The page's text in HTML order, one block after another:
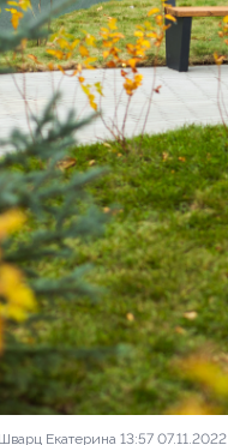
Екатерина 13:57 07.11.2022